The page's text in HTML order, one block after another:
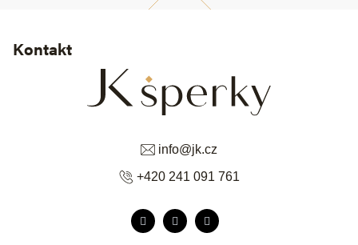
Kontakt
info@jk.cz
+420 241 091 761